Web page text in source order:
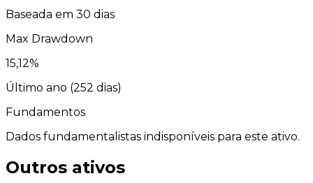
Baseada em 30 dias
Max Drawdown
15,12%
Último ano (252 dias)
Fundamentos
Dados fundamentalistas indisponíveis para este ativo.
Outros ativos